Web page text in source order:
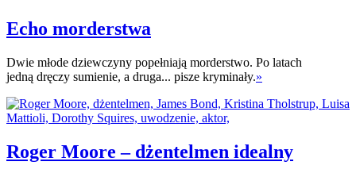
Echo morderstwa
Dwie młode dziewczyny popełniają morderstwo. Po latach
jedną dręczy sumienie, a druga... pisze kryminały.»
Roger Moore – dżentelmen idealny